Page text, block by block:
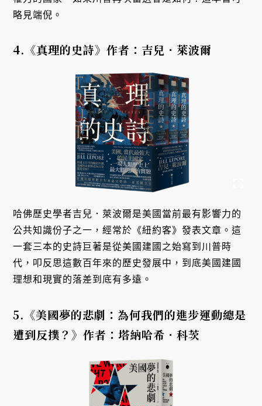
略見端倪。
4.《真理的史詩》作者：吉兒．萊波爾
哈佛歷史學者吉兒．萊波爾是美國當前最有影響力的
公共知識份子之一，經常於《紐約客》發表文章。這
一套三本的史詩巨著是從美國建國之始寫到川普時
代，叩反思這數百年來的歷史發展中，到底美國建國
理想和現實的落差到底有多遠。
5.《美國夢的悲劇：為何我們的進步運動總是
遭到反撲？》作者：塔納哈希．科茨